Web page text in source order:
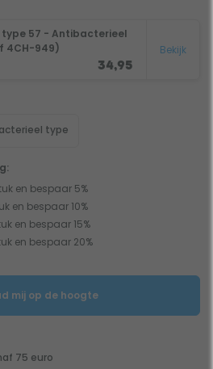
57 - Antibacterieel
4CH-949)
34,95
Bekijk
type
en bespaar 5%
en bespaar 10%
en bespaar 15%
en bespaar 20%
mij op de hoogte
75 euro